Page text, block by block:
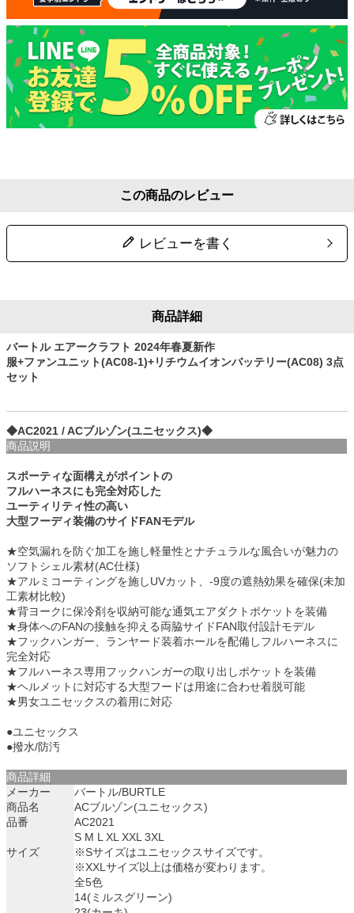
この商品のレビュー
レビューを書く
商品詳細
バートル エアークラフト 2024年春夏新作
服+ファンユニット(AC08-1)+リチウムイオンバッテリー(AC08) 3点
セット
◆AC2021 / ACブルゾン(ユニセックス)◆
商品説明
スポーティな面構えがポイントの
フルハーネスにも完全対応した
ユーティリティ性の高い
大型フーディ装備のサイドFANモデル
★空気漏れを防ぐ加工を施し軽量性とナチュラルな風合いが魅力の
ソフトシェル素材(AC仕様)
★アルミコーティングを施しUVカット、-9度の遮熱効果を確保(未加
工素材比較)
★背ヨークに保冷剤を収納可能な通気エアダクトポケットを装備
★身体へのFANの接触を抑える両脇サイドFAN取付設計モデル
★フックハンガー、ランヤード装着ホールを配備しフルハーネスに
完全対応
★フルハーネス専用フックハンガーの取り出しポケットを装備
★ヘルメットに対応する大型フードは用途に合わせ着脱可能
★男女ユニセックスの着用に対応
●ユニセックス
●撥水/防汚
商品詳細
メーカー
バートル/BURTLE
商品名
ACブルゾン(ユニセックス)
品番
AC2021
サイズ
S M L XL XXL 3XL
※Sサイズはユニセックスサイズです。
※XXLサイズ以上は価格が変わります。
全5色
14(ミルスグリーン)